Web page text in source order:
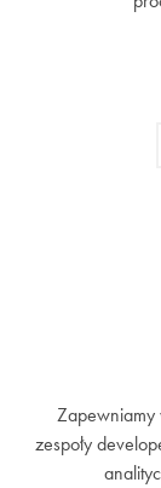
Zapewniamy
zespoły